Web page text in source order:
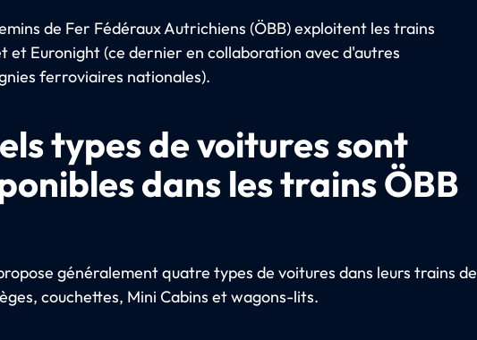
de Fer Fédéraux Autrichiens (ÖBB) exploitent les trains
et Euronight (ce dernier en collaboration avec d'autres
ferroviaires nationales).
types de voitures sont
dans les trains ÖBB
généralement quatre types de voitures dans leurs trains de
couchettes, Mini Cabins et wagons-lits.